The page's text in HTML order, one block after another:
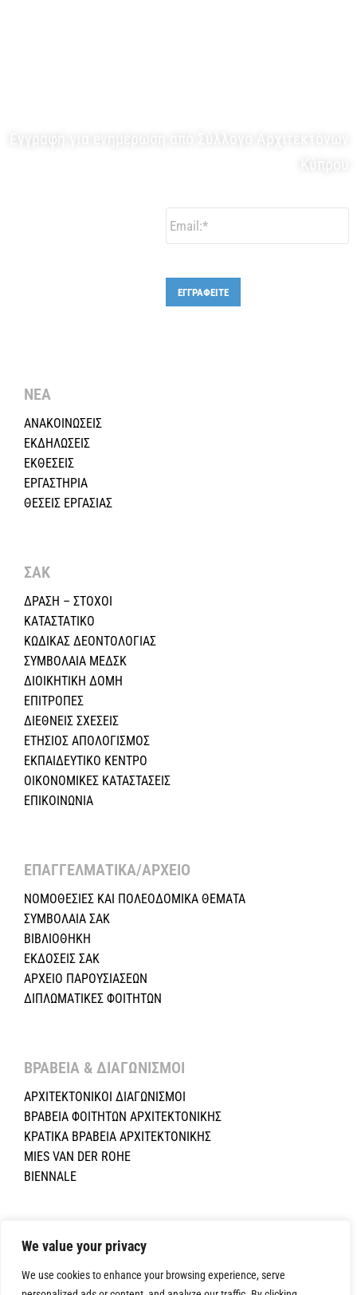
We value your privacy
We use cookies to enhance your browsing experience, serve
Εγγραφή για eνημέρωση από Σύλλογο Αρχιτεκτόνων
ΕΓΓΡΑΦΕΙΤΕ
ΝΕΑ
ΑΝΑΚΟΙΝΩΣΕΙΣ
ΕΚΔΗΛΩΣΕΙΣ
ΕΚΘΕΣΕΙΣ
ΕΡΓΑΣΤΗΡΙΑ
ΘΕΣΕΙΣ ΕΡΓΑΣΙΑΣ
ΣΑΚ
ΔΡΑΣΗ – ΣΤΟΧΟΙ
ΚΑΤΑΣΤΑΤΙΚΟ
ΚΩΔΙΚΑΣ ΔΕΟΝΤΟΛΟΓΙΑΣ
ΣΥΜΒΟΛΑΙΑ ΜΕΔΣΚ
ΔΙΟΙΚΗΤΙΚΗ ΔΟΜΗ
ΕΠΙΤΡΟΠΕΣ
ΔΙΕΘΝΕΙΣ ΣΧΕΣEIΣ
ΕΤΗΣΙΟΣ ΑΠΟΛΟΓΙΣΜΟΣ
ΕΚΠΑΙΔΕΥΤΙΚΟ ΚΕΝΤΡΟ
ΟΙΚΟΝΟΜΙΚΕΣ ΚΑΤΑΣΤΑΣΕΙΣ
ΕΠΙΚΟΙΝΩΝΙΑ
ΕΠΑΓΓΕΛΜΑΤΙΚΑ/ΑΡΧΕΙΟ ​
ΝΟΜΟΘΕΣΙΕΣ KAI ΠΟΛΕΟΔΟΜΙΚΑ ΘΕΜΑΤΑ
ΣΥΜΒΟΛΑΙΑ ΣΑΚ
ΒΙΒΛΙΟΘΗΚΗ
ΕΚΔΟΣΕΙΣ ΣΑΚ
ΑΡΧΕΙΟ ΠΑΡΟΥΣΙΑΣΕΩΝ
ΔΙΠΛΩΜΑΤΙΚΕΣ ΦΟΙΤΗΤΩΝ
ΒΡΑΒΕΙΑ & ΔΙΑΓΩΝΙΣΜΟΙ ​
ΑΡΧΙΤΕΚΤΟΝΙΚΟΙ ΔΙΑΓΩΝΙΣΜΟΙ
ΒΡΑΒΕΙΑ ΦΟΙΤΗΤΩΝ ΑΡΧΙΤΕΚΤΟΝΙΚΗΣ
ΚΡΑΤΙΚΑ ΒΡΑΒΕΙΑ ΑΡΧΙΤΕΚΤΟΝΙΚΗΣ
MIES VAN DER ROHE
BIENNALE
Reserved. Powered byNETinfo Plc